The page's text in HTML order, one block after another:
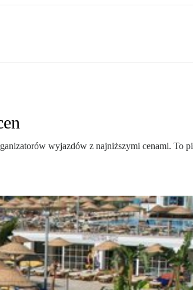
wyjazdów z najniższymi cenami. To